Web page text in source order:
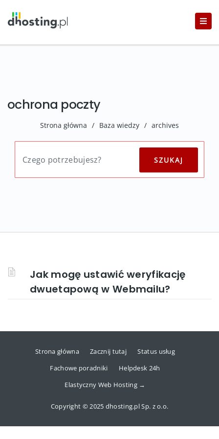
ochrona poczty
Strona główna / Baza wiedzy / archives
Jak mogę ustawić weryfikację
dwuetapową w Webmailu?
Strona główna Zacznij tutaj
Status usług
Fachowe poradniki
Helpdesk 24h
Elastyczny Web Hosting →
Copyright © 2025 dhosting.pl Sp. z o.o.